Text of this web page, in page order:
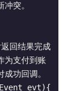
突。
为支付到账
功回调。